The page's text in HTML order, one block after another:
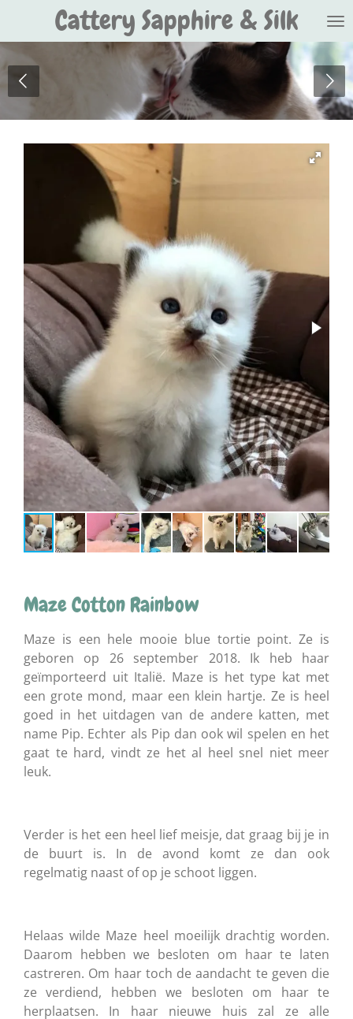
hoofdinhoud
Cattery Sapphire & Silk
Maze Cotton Rainbow
Maze is een hele mooie blue tortie point. Ze is
geboren op 26 september 2018. Ik heb haar
geïmporteerd uit Italië. Maze is het type kat met
een grote mond, maar een klein hartje. Ze is heel
goed in het uitdagen van de andere katten, met
name Pip. Echter als Pip dan ook wil spelen en het
gaat te hard, vindt ze het al heel snel niet meer
leuk.
Verder is het een heel lief meisje, dat graag bij je in
de buurt is. In de avond komt ze dan ook
regelmatig naast of op je schoot liggen.
Helaas wilde Maze heel moeilijk drachtig worden.
Daarom hebben we besloten om haar te laten
castreren. Om haar toch de aandacht te geven die
ze verdiend, hebben we besloten om haar te
herplaatsen. In haar nieuwe huis zal ze alle